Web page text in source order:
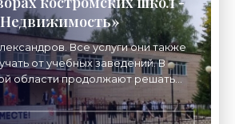
Все услуги они также
от учебных заведений. В
области продолжают решать
учителей, По словам
учителей, молодые